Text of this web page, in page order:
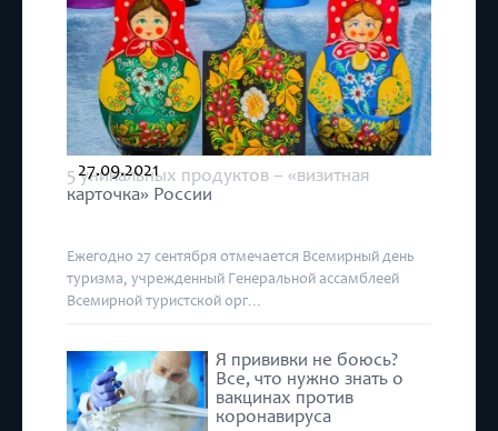
5 уникальных продуктов – «визитная
карточка» России
27.09.2021
Ежегодно 27 сентября отмечается Всемирный день
туризма, учрежденный Генеральной ассамблеей
Всемирной туристской орг...
Я прививки не боюсь?
Все, что нужно знать о
вакцинах против
коронавируса